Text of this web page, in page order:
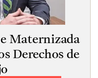
Maternizada
Derechos de